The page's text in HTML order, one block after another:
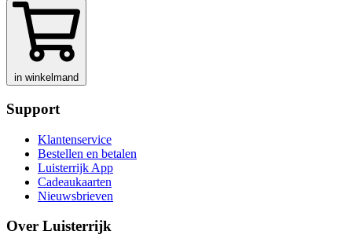
in winkelmand
Support
Klantenservice
Bestellen en betalen
Luisterrijk App
Cadeaukaarten
Nieuwsbrieven
Over Luisterrijk